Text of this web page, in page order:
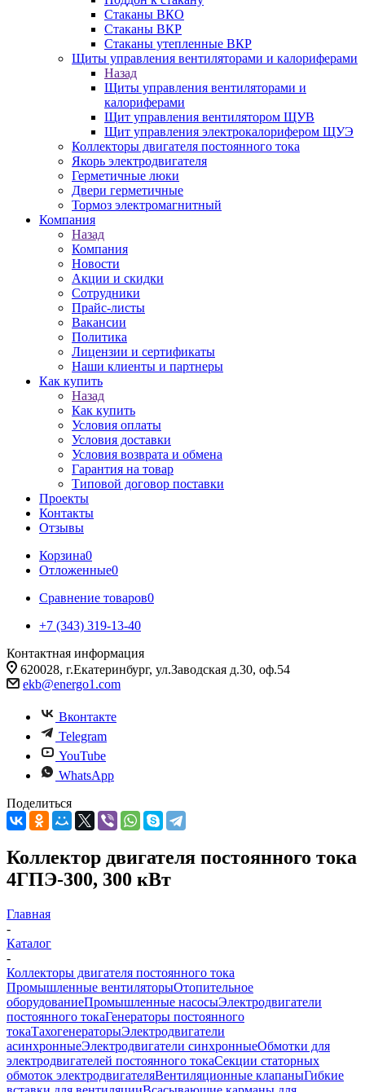
Стаканы ВКО
Стаканы ВКР
Стаканы утепленные ВКР
Щиты управления вентиляторами и калориферами
Назад
Щиты управления вентиляторами и
калориферами
Щит управления вентилятором ЩУВ
Щит управления электрокалорифером ЩУЭ
Коллекторы двигателя постоянного тока
Якорь электродвигателя
Герметичные люки
Двери герметичные
Тормоз электромагнитный
Компания
Назад
Компания
Новости
Акции и скидки
Сотрудники
Прайс-листы
Вакансии
Политика
Лицензии и сертификаты
Наши клиенты и партнеры
Как купить
Назад
Как купить
Условия оплаты
Условия доставки
Условия возврата и обмена
Гарантия на товар
Типовой договор поставки
Проекты
Контакты
Отзывы
Корзина0
Отложенные0
Сравнение товаров0
+7 (343) 319-13-40
Контактная информация
620028, г.Екатеринбург, ул.Заводская д.30, оф.54
ekb@energo1.com
Вконтакте
Telegram
YouTube
WhatsApp
Поделиться
Коллектор двигателя постоянного тока
4ГПЭ-300, 300 кВт
Главная
-
Каталог
-
Коллекторы двигателя постоянного тока
Промышленные вентиляторыОтопительное
оборудованиеПромышленные насосыЭлектродвигатели
постоянного токаГенераторы постоянного
токаТахогенераторыЭлектродвигатели
асинхронныеЭлектродвигатели синхронныеОбмотки для
электродвигателей постоянного токаСекции статорных
обмоток электродвигателяВентиляционные клапаныГибкие